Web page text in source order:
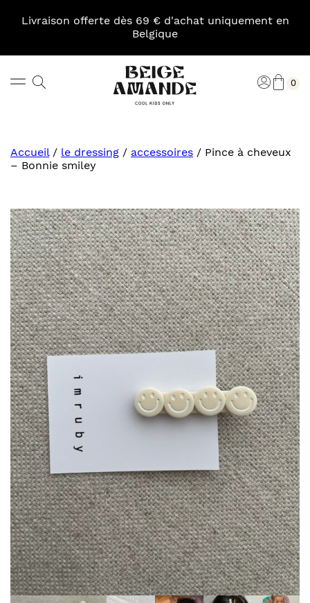
Livraison offerte dès 69 € d'achat uniquement en
Belgique
Rechercher 0
Accueil/ le dressing / accessoires / Pince à cheveux
– Bonnie smiley